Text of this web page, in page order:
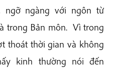
ngỡ ngàng với ngôn từ
trong Bản môn. Vì trong
thoát thời gian và không
kinh thường nói đến